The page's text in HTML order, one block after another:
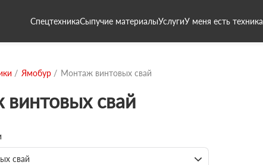
СпецтехникаСыпучие материалыУслугиУ меня есть техника
Ямобур Монтаж винтовых свай
свай
свай